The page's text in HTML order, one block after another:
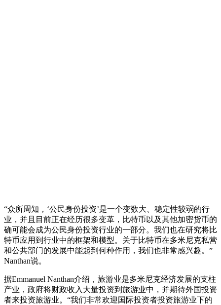
“众所周知，‘公民身份投资’是一个变数大、稳定性较弱的行
业，并且目前正在经历很多变革，比特币以及其他加密货币的
确可能会成为公民身份投资行业的一部分。我们也在研究将比
特币应用到行业中的框架和模型。关于比特币在多米尼克私营
和公共部门的发展中能起到何种作用，我们也非常感兴趣。”
Nanthan说。
据Emmanuel Nanthan介绍，旅游业是多米尼克经济发展的支柱
产业，政府将财政收入大量投资到旅游业中，并期待外国投资
者来投资旅游业。“我们非常欢迎国际投资者投资旅游业下的